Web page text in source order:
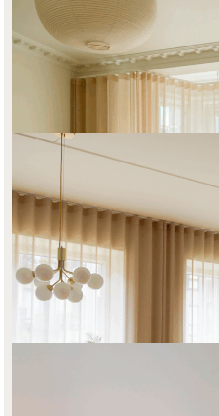
Foldegardiner Lange Stofgardiner Transparente Gardiner
Nærvær og æstetik hos Julie Zangenberg
Farverige Gardiner Foldegardiner
Transparente
Gardiner
Væg-Til-Væg
Farverig hjemlighed
Læs mere